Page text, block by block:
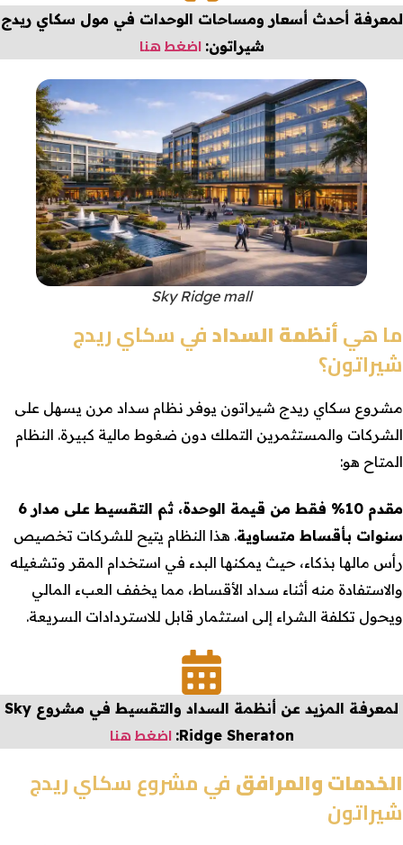
لمعرفة أحدث أسعار ومساحات الوحدات في مول سكاي ريدج
شيراتون: اضغط هنا
Sky Ridge mall
ما هيأنظمة السدادفي سكاي ريدج
شيراتون؟
مشروع سكاي ريدج شيراتون يوفر نظام سداد مرن يسهل على
الشركات والمستثمرين التملك دون ضغوط مالية كبيرة. النظام
المتاح هو:
مقدم 10% فقط من قيمة الوحدة، ثم التقسيط على مدار 6
سنوات بأقساط متساوية. هذا النظام يتيح للشركات تخصيص
رأس مالها بذكاء، حيث يمكنها البدء في استخدام المقر وتشغيله
والاستفادة منه أثناء سداد الأقساط، مما يخفف العبء المالي
ويحول تكلفة الشراء إلى استثمار قابل للاستردادات السريعة.
لمعرفة المزيد عن أنظمة السداد والتقسيط في مشروع Sky
Ridge Sheraton
: اضغط هنا
الخدمات والمرافقفي مشروع سكاي ريدج
شيراتون